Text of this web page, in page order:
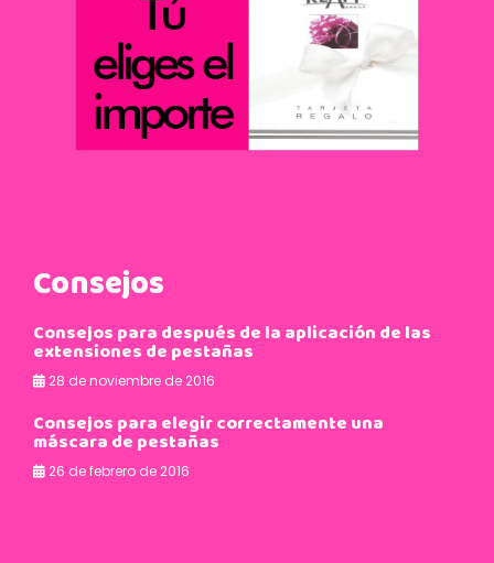
Consejos
Cómo aplicarse el iluminador, consejos de
estética Fusión
11 de enero de 2016
Cosméticos y caducidad
11 de enero de 2016